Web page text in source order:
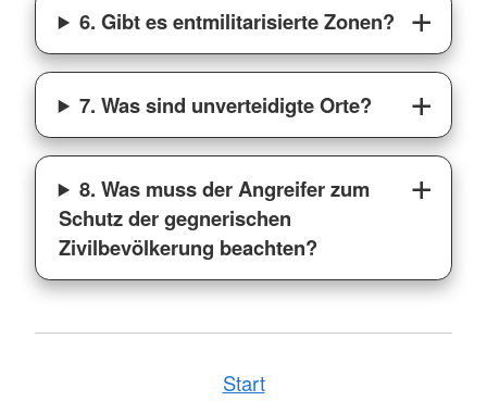
6. Gibt es entmilitarisierte Zonen?
7. Was sind unverteidigte Orte?
8. Was muss der Angreifer zum
Schutz der gegnerischen
Zivilbevölkerung beachten?
Start